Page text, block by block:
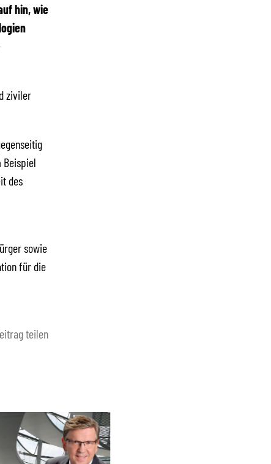
hin, wie
ziviler
Beispiel
des
sowie
für die
teilen